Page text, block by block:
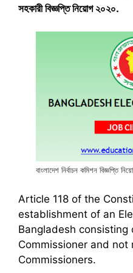
সহকারী বিজ্ঞপ্তি নিয়োগ ২০২০.
বাংলাদেশ নির্বাচন কমিশন বিজ্ঞপ্তি
Article 118 of the
establishment of an
Bangladesh consisting
Commissioner and not
Commissioners.